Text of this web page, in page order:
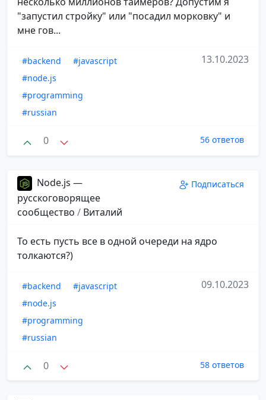
"запустил стройку" или "посадил морковку" и
мне гов...
#backend
#javascript
#node.js
#programming
#russian
13.10.2023
0 56 ответов
Node.js —
русскоговорящее
сообщество / Виталий
Подписаться
То есть пусть все в одной очереди на ядро
толкаются?)
#backend
#javascript
#node.js
#programming
#russian
09.10.2023
0 58 ответов